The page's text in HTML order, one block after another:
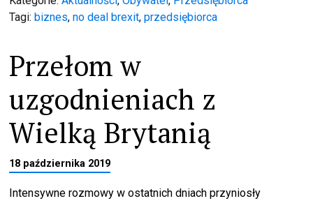
Tagi:biznes,no deal brexit,przedsiębiorca
Przełom w
uzgodnieniach z
Wielką Brytanią
18 października 2019
Intensywne rozmowy w ostatnich dniach przyniosły